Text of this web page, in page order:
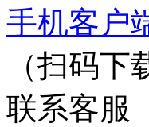
手机客户
（扫码下
联系客服